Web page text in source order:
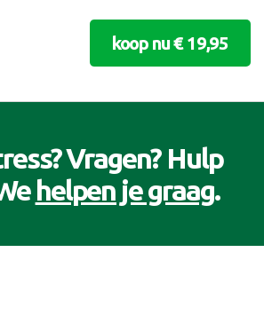
koop nu € 19,95
Vragen? Hulp
helpen je graag.